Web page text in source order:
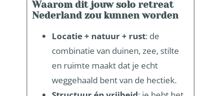
Waarom dit jouw solo retreat
Nederland zou kunnen worden
Locatie + natuur + rust: de
combinatie van duinen, zee, stilte
en ruimte maakt dat je echt
weggehaald bent van de hectiek.